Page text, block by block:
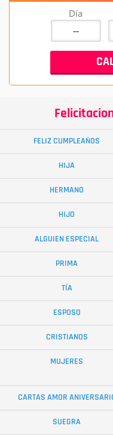
Día
FELIZ CUMPLEAÑOS
HIJA
HERMANO
HIJO
ALGUIEN ESPECIAL
PRIMA
TÍA
ESPOSO
CRISTIANOS
MUJERES
CARTAS AMOR
SUEGRA